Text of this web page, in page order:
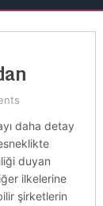
daha detay
duyan
ilkelerine
şirketlerin